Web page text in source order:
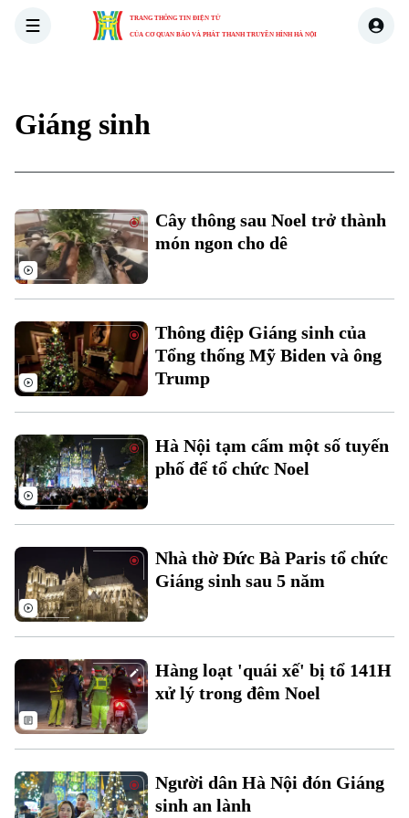
TRANG THÔNG TIN ĐIỆN TỬ
CỦA CƠ QUAN BÁO VÀ PHÁT THANH TRUYỀN HÌNH HÀ NỘI
Xu hướng
Chuyên mục
Giáng sinh
Cây thông sau Noel trở thành
món ngon cho dê
Thông điệp Giáng sinh của
Tổng thống Mỹ Biden và ông
Trump
Hà Nội tạm cấm một số tuyến
phố để tổ chức Noel
Nhà thờ Đức Bà Paris tổ chức
Giáng sinh sau 5 năm
Hàng loạt 'quái xế' bị tổ 141H
xử lý trong đêm Noel
Người dân Hà Nội đón Giáng
sinh an lành